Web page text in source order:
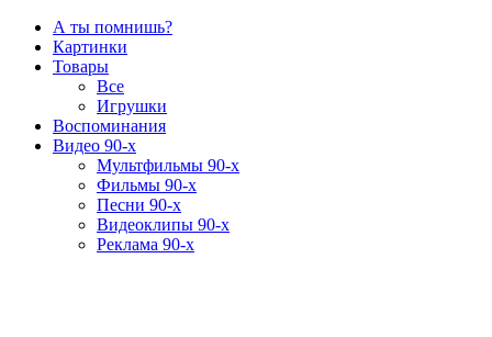
А ты помнишь?
Картинки
Товары
Все
Игрушки
Воспоминания
Видео 90-х
Мультфильмы 90-х
Фильмы 90-х
Песни 90-х
Видеоклипы 90-х
Реклама 90-х